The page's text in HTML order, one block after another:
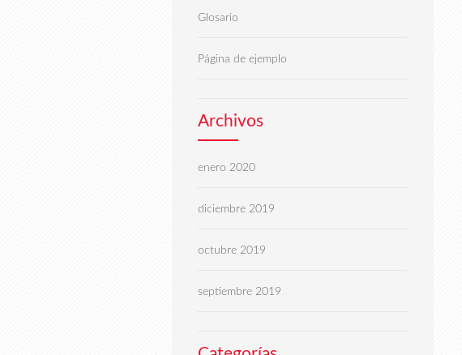
Glosario
Página de ejemplo
Archivos
enero 2020
diciembre 2019
octubre 2019
septiembre 2019